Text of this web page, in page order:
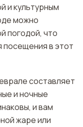
и культурным
можно
погодой, что
посещения в этот
составляет
и ночные
и вам
жаре или